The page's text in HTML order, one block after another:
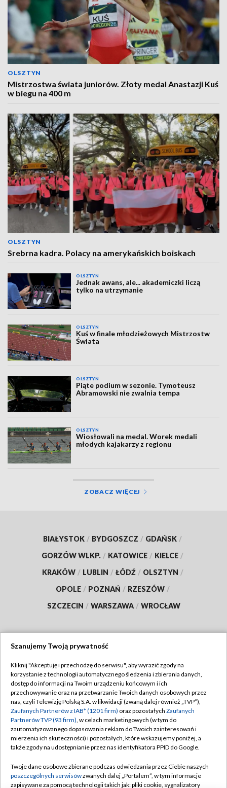
OLSZTYN
Mistrzostwa świata juniorów. Złoty medal Anastazji Kuś
w biegu na 400 m
OLSZTYN
Srebrna kadra. Polacy na amerykańskich boiskach
OLSZTYN
Jednak awans, ale... akademiczki liczą
tylko na utrzymanie
OLSZTYN
Kuś w finale młodzieżowych Mistrzostw
Świata
OLSZTYN
Piąte podium w sezonie. Tymoteusz
Abramowski nie zwalnia tempa
OLSZTYN
Wiosłowali na medal. Worek medali
młodych kajakarzy z regionu
ZOBACZ WIĘCEJ
BIAŁYSTOK / BYDGOSZCZ / GDAŃSK /
GORZÓW WLKP. / KATOWICE / KIELCE /
KRAKÓW / LUBLIN / ŁÓDŹ / OLSZTYN /
OPOLE / POZNAŃ / RZESZÓW /
SZCZECIN / WARSZAWA / WROCŁAW
TVP
Abonament TVP
Emisja w TVP
Centrum informacji TVP
Naziemna Telewizja Cyfrowa
Rada Programowa
Regulamin TVP
Polityka prywatności
Moje zgody
Pomoc
Kontakt
Szanujemy Twoją prywatność
Kliknij "Akceptuję i przechodzę do serwisu", aby wyrazić zgody na
korzystanie z technologii automatycznego śledzenia i zbierania danych,
dostęp do informacji na Twoim urządzeniu końcowym i ich
przechowywanie oraz na przetwarzanie Twoich danych osobowych przez
nas, czyli Telewizję Polską S.A. w likwidacji (zwaną dalej również „TVP”),
Zaufanych Partnerów z IAB* (1201 firm) oraz pozostałych Zaufanych
Partnerów TVP (93 firm), w celach marketingowych (w tym do
zautomatyzowanego dopasowania reklam do Twoich zainteresowań i
mierzenia ich skuteczności) i pozostałych, które wskazujemy poniżej, a
także zgody na udostępnianie przez nas identyfikatora PPID do Google.
Twoje dane osobowe zbierane podczas odwiedzania przez Ciebie naszych
poszczególnych serwisówzwanych dalej „Portalem”, w tym informacje
zapisywane za pomocą technologii takich jak: pliki cookie, sygnalizatory